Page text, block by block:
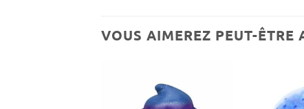
VOUS AIMEREZ PEUT-ÊTRE